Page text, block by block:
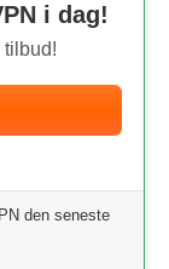
i dag!
tilbud!
den seneste